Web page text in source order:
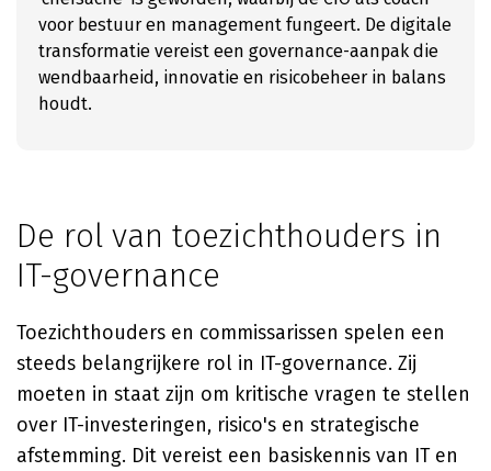
voor bestuur en management fungeert. De digitale
transformatie vereist een governance-aanpak die
wendbaarheid, innovatie en risicobeheer in balans
houdt.
De rol van toezichthouders in
IT-governance
Toezichthouders en commissarissen spelen een
steeds belangrijkere rol in IT-governance. Zij
moeten in staat zijn om kritische vragen te stellen
over IT-investeringen, risico's en strategische
afstemming. Dit vereist een basiskennis van IT en